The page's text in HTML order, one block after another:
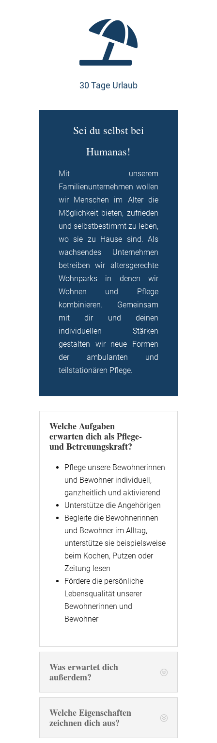

30 Tage Urlaub
Sei du selbst bei
Humanas!
Mit unserem
Familienunternehmen wollen
wir Menschen im Alter die
Möglichkeit bieten, zufrieden
und selbstbestimmt zu leben,
wo sie zu Hause sind. Als
wachsendes Unternehmen
betreiben wir altersgerechte
Wohnparks in denen wir
Wohnen und Pflege
kombinieren. Gemeinsam
mit dir und deinen
individuellen Stärken
gestalten wir neue Formen
der ambulanten und
teilstationären Pflege.
Welche Aufgaben
erwarten dich als Pflege-
und Betreuungskraft?
Pflege unsere Bewohnerinnen
und Bewohner individuell,
ganzheitlich und aktivierend
Unterstütze die Angehörigen
Begleite die Bewohnerinnen
und Bewohner im Alltag,
unterstütze sie beispielsweise
beim Kochen, Putzen oder
Zeitung lesen
Fördere die persönliche
Lebensqualität unserer
Bewohnerinnen und
Bewohner
Was erwartet dich
außerdem?
Welche Eigenschaften
zeichnen dich aus?